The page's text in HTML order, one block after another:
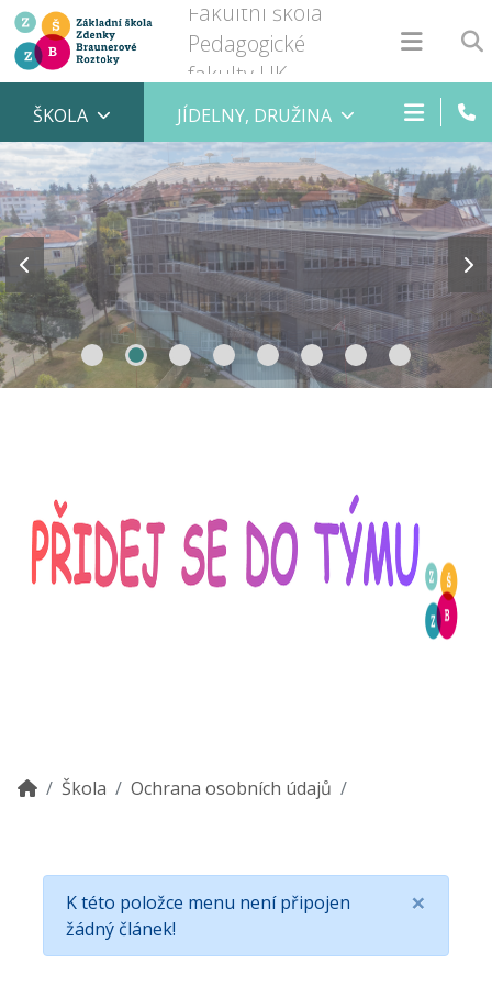
Fakultní škola
Pedagogické
fakulty UK
ŠKOLA JÍDELNY, DRUŽINA
Škola Ochrana osobních údajů
×
K této položce menu není připojen
žádný článek!